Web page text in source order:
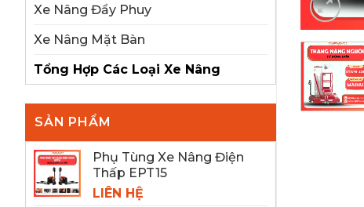
Xe Nâng Đẩy Phuy
Xe Nâng Mặt Bàn
Tổng Hợp Các Loại Xe Nâng
SẢN PHẨM
Phụ Tùng Xe Nâng Điện
Thấp EPT15
LIÊN HỆ